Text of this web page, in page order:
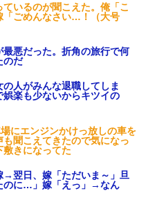
いるのが聞こえた。俺「こ
「ごめんなさい…！（大号
悪だった。折角の旅行で何
のだ
の人がみんな退職してしま
楽も少ないからキツイの
にエンジンかけっ放しの車を
聞こえてきたので気になっ
きになってた
→翌日、嫁「ただいま～」旦
のに…」嫁「えっ」→なん